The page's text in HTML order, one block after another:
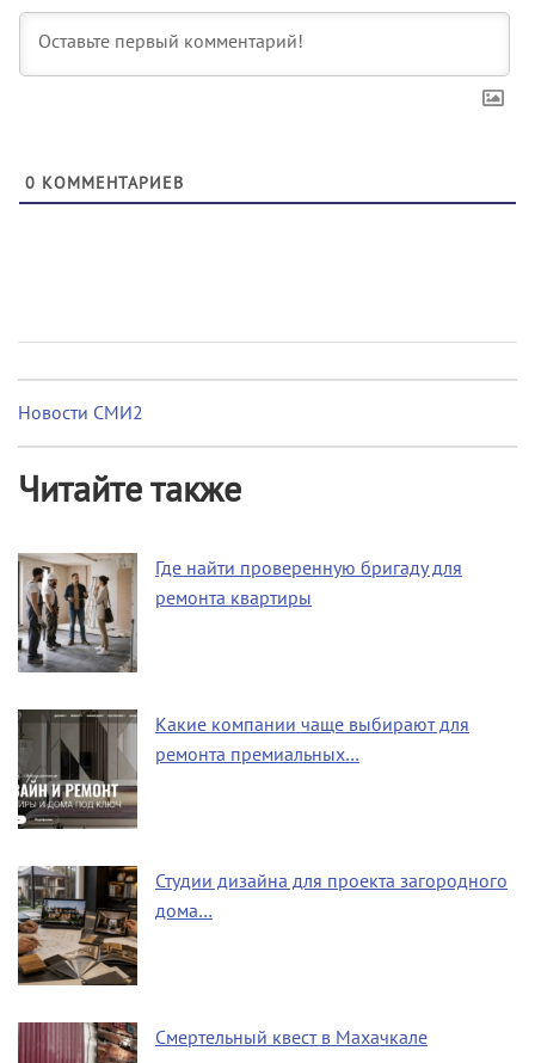
0 КОММЕНТАРИЕВ
Новости СМИ2
Читайте также
Где найти проверенную бригаду для
ремонта квартиры
Какие компании чаще выбирают для
ремонта премиальных…
Студии дизайна для проекта загородного
дома…
Смертельный квест в Махачкале